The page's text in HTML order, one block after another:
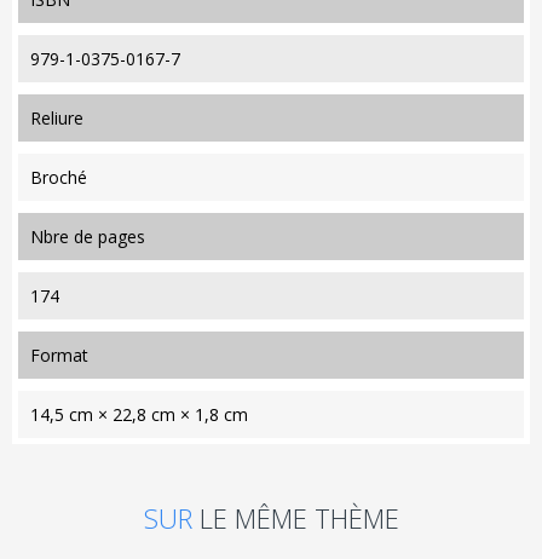
979-1-0375-0167-7
reliure
Broché
nbre de pages
174
format
14,5 cm × 22,8 cm × 1,8 cm
SUR LE MÊME THÈME